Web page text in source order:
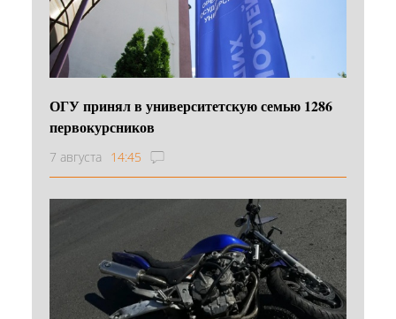
ОГУ принял в университетскую семью 1286
первокурсников
7 августа 14:45